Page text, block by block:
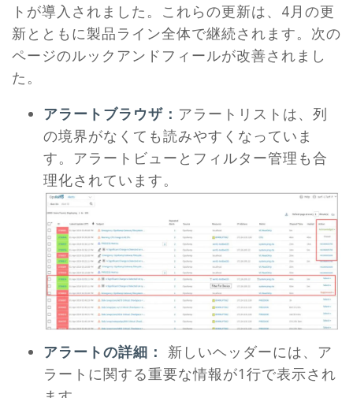
トが導入されました。これらの更新は、4月の更
新とともに製品ライン全体で継続されます。次の
ページのルックアンドフィールが改善されまし
た。
アラートブラウザ： アラートリストは、列
の境界がなくても読みやすくなっていま
す。アラートビューとフィルター管理も合
理化されています。
アラートの詳細： 新しいヘッダーには、ア
ラートに関する重要な情報が1行で表示され